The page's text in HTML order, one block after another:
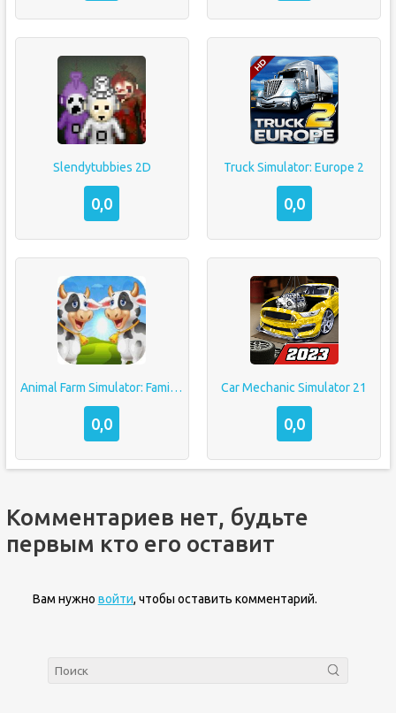
Slendytubbies 2D
0,0
Truck Simulator: Europe 2
0,0
Animal Farm Simulator: Family Farming
0,0
Car Mechanic Simulator 21
0,0
Комментариев нет, будьте
первым кто его оставит
Вам нужно войти, чтобы оставить комментарий.